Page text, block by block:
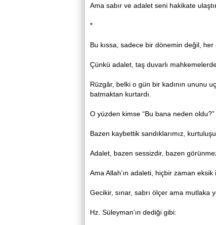
Ama sabır ve adalet seni hakikate
*
Bu kıssa, sadece bir dönemin değil, her
Çünkü adalet, taş duvarlı
Rüzgâr, belki o gün bir kadının ununu
batmaktan kurtardı.
O yüzden kimse “Bu bana neden oldu?”
Bazen kaybettik sandıklarımız,
Adalet, bazen sessizdir, bazen
Ama Allah’ın adaleti, hiçbir zaman eksik
Gecikir, sınar, sabrı ölçer ama mutlaka
Hz. Süleyman’ın dediği gibi: